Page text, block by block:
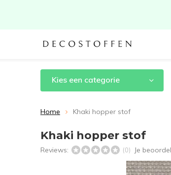
Kies een categorie
Home Khaki hopper stof
Khaki hopper stof
Reviews: (0) Je